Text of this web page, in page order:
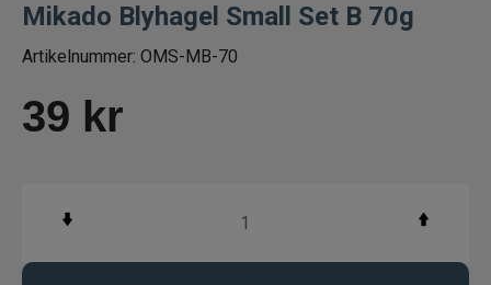
Färdiga riggar/stinger
Jiggskallar skruvskallar shallowskruv
Beteslås, lekande, ringar
Mikado Blyhagel Small Set B 70g
Artikelnummer: OMS-MB-70
39 kr